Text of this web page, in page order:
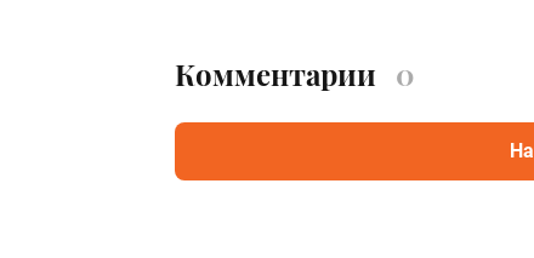
Комментарии 0